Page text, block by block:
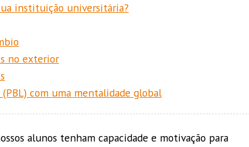
instituição universitária?
no exterior
com uma mentalidade global
alunos tenham capacidade e motivação para